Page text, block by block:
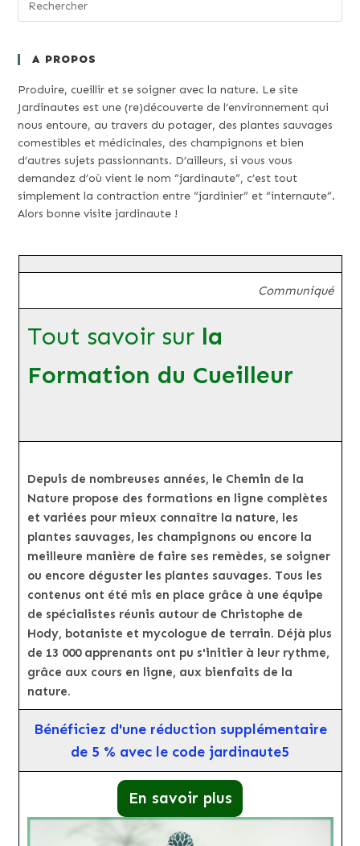
A PROPOS
Produire, cueillir et se soigner avec la nature. Le site
Jardinautes est une (re)découverte de l’environnement qui
nous entoure, au travers du potager, des plantes sauvages
comestibles et médicinales, des champignons et bien
d’autres sujets passionnants. D’ailleurs, si vous vous
demandez d’où vient le nom “jardinaute”, c’est tout
simplement la contraction entre “jardinier” et “internaute”.
Alors bonne visite jardinaute !
Communiqué
Tout savoir sur la
Formation du Cueilleur
Depuis de nombreuses années, le Chemin de la
Nature propose des formations en ligne complètes
et variées pour mieux connaître la nature, les
plantes sauvages, les champignons ou encore la
meilleure manière de faire ses remèdes, se soigner
ou encore déguster les plantes sauvages. Tous les
contenus ont été mis en place grâce à une équipe
de spécialistes réunis autour de Christophe de
Hody, botaniste et mycologue de terrain. Déjà plus
de 13 000 apprenants ont pu s'initier à leur rythme,
grâce aux cours en ligne, aux bienfaits de la
nature.
Bénéficiez d'une réduction supplémentaire
de 5 % avec le code jardinaute5
En savoir plus